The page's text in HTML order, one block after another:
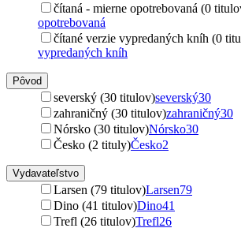
čítaná - mierne opotrebovaná (0
opotrebovaná
čítané verzie vypredaných kníh (0
vypredaných kníh
Pôvod
severský (30 titulov)severský30
zahraničný (30 titulov)zahraničný30
Nórsko (30 titulov)Nórsko30
Česko (2 tituly)Česko2
Vydavateľstvo
Larsen (79 titulov)Larsen79
Dino (41 titulov)Dino41
Trefl (26 titulov)Trefl26